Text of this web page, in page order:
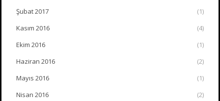
Şubat 2017
(1)
Kasım 2016
(4)
Ekim 2016
(1)
Haziran 2016
(2)
Mayıs 2016
(1)
Nisan 2016
(2)